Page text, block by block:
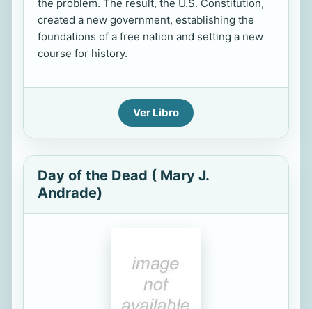
the problem. The result, the U.S. Constitution,
created a new government, establishing the
foundations of a free nation and setting a new
course for history.
Ver Libro
Day of the Dead ( Mary J.
Andrade)